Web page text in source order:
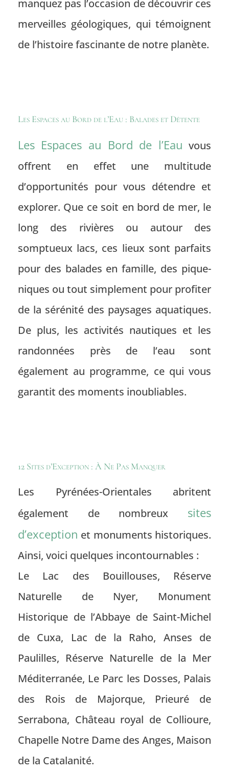
manquez pas l’occasion de découvrir ces
merveilles géologiques, qui témoignent
de l’histoire fascinante de notre planète.
Les Espaces au Bord de l’Eau : Balades et Détente
Les Espaces au Bord de l’Eau vous
offrent en effet une multitude
d’opportunités pour vous détendre et
explorer. Que ce soit en bord de mer, le
long des rivières ou autour des
somptueux lacs, ces lieux sont parfaits
pour des balades en famille, des pique-
niques ou tout simplement pour profiter
de la sérénité des paysages aquatiques.
De plus, les activités nautiques et les
randonnées près de l’eau sont
également au programme, ce qui vous
garantit des moments inoubliables.
12 Sites d’Exception : À Ne Pas Manquer
Les Pyrénées-Orientales abritent
également de nombreux sites
d’exception et monuments historiques.
Ainsi, voici quelques incontournables :
Le Lac des Bouillouses, Réserve
Naturelle de Nyer, Monument
Historique de l’Abbaye de Saint-Michel
de Cuxa, Lac de la Raho, Anses de
Paulilles, Réserve Naturelle de la Mer
Méditerranée, Le Parc les Dosses, Palais
des Rois de Majorque, Prieuré de
Serrabona, Château royal de Collioure,
Chapelle Notre Dame des Anges, Maison
de la Catalanité.